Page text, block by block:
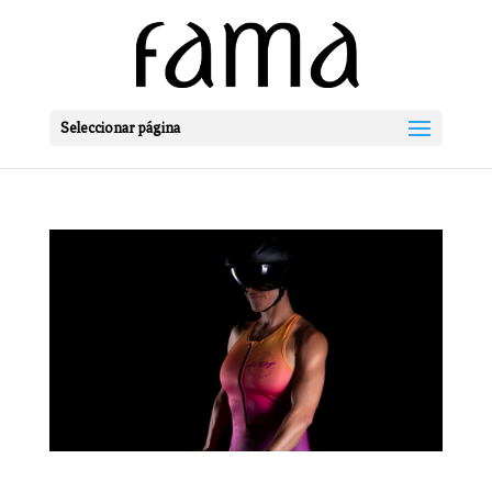
Seleccionar página